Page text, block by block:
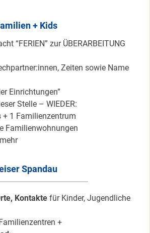
+ Kids
“FERIEN” zur ÜBERARBEITUNG
Zeiten sowie Name
Einrichtungen”
Stelle – WIEDER:
+ 1 Familienzentrum
Familienwohnungen
Spandau
Kontakte für Kinder, Jugendliche
+